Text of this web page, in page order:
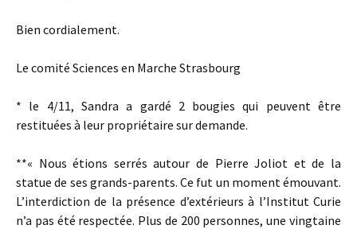
Bien cordialement.
Le comité Sciences en Marche Strasbourg
* le 4/11, Sandra a gardé 2 bougies qui peuvent être
restituées à leur propriétaire sur demande.
**« Nous étions serrés autour de Pierre Joliot et de la
statue de ses grands-parents. Ce fut un moment émouvant.
L’interdiction de la présence d’extérieurs à l’Institut Curie
n’a pas été respectée. Plus de 200 personnes, une vingtaine